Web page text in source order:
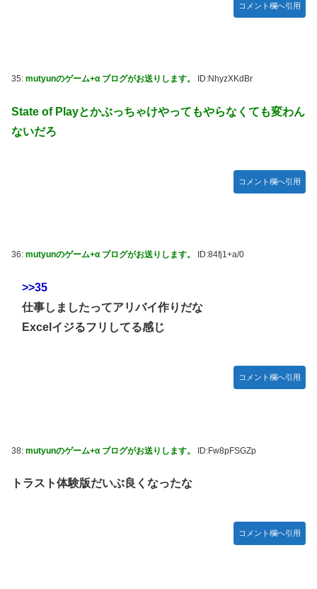
コメント欄へ引用
35: mutyunのゲーム+α ブログがお送りします。 ID:NhyzXKdBr
State of Playとかぶっちゃけやってもやらなくても変わん
ないだろ
コメント欄へ引用
36: mutyunのゲーム+α ブログがお送りします。 ID:84fj1+a/0
>>35
仕事しましたってアリバイ作りだな
Excelイジるフリしてる感じ
コメント欄へ引用
38: mutyunのゲーム+α ブログがお送りします。 ID:Fw8pFSGZp
トラスト体験版だいぶ良くなったな
コメント欄へ引用